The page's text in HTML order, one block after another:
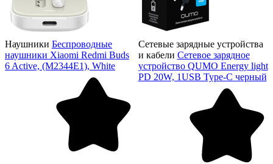
Наушники Беспроводные
наушники Xiaomi Redmi Buds
6 Active, (M2344E1), White
Сетевые зарядные устройства
и кабели Сетевое зарядное
устройство QUMO Energy light
PD 20W, 1USB Type-C черный